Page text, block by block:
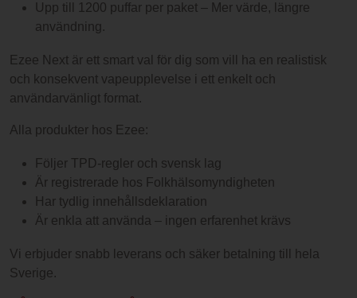
Upp till 1200 puffar per paket – Mer värde, längre
användning.
Ezee Next är ett smart val för dig som vill ha en realistisk
och konsekvent vapeupplevelse i ett enkelt och
användarvänligt format.
Alla produkter hos Ezee:
Följer TPD-regler och svensk lag
Är registrerade hos Folkhälsomyndigheten
Har tydlig innehållsdeklaration
Är enkla att använda – ingen erfarenhet krävs
Vi erbjuder snabb leverans och säker betalning till hela
Sverige.